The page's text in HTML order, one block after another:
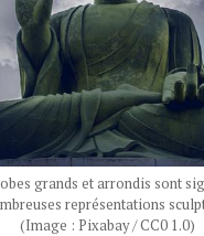
grands et arrondis sont
représentations
(Image : Pixabay / CC0 1.0)